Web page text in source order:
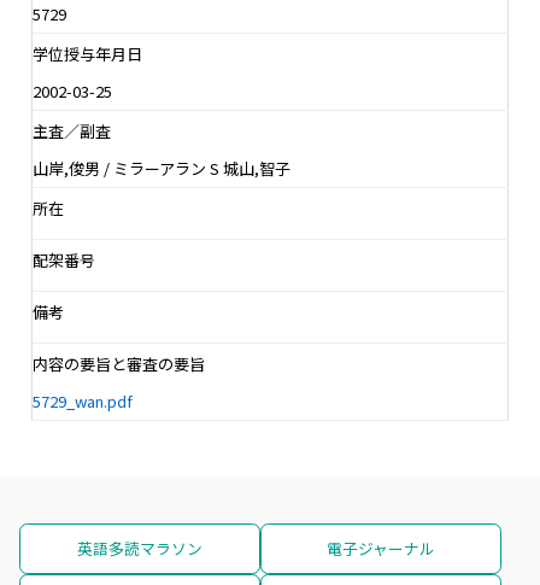
5729
学位授与年月日
2002-03-25
主査／副査
山岸,俊男 / ミラーアラン S 城山,智子
所在
配架番号
備考
内容の要旨と審査の要旨
5729_wan.pdf
英語多読マラソン 電子ジャーナル